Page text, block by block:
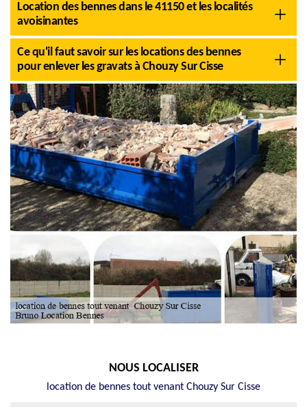
Location des bennes dans le 41150 et les localités
avoisinantes
Ce qu'il faut savoir sur les locations des bennes
pour enlever les gravats à Chouzy Sur Cisse
NOUS LOCALISER
location de bennes tout venant Chouzy Sur Cisse